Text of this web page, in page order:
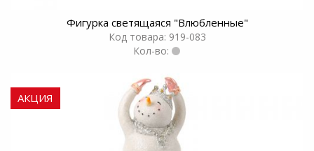
Фигурка светящаяся "Влюбленные"
Код товара: 919-083
Кол-во:
АКЦИЯ